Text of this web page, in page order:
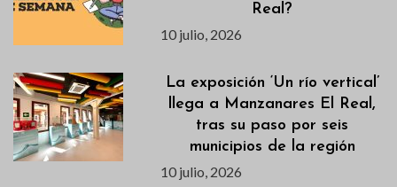
Real?
10 julio, 2026
La exposición ‘Un río vertical’
llega a Manzanares El Real,
tras su paso por seis
municipios de la región
10 julio, 2026